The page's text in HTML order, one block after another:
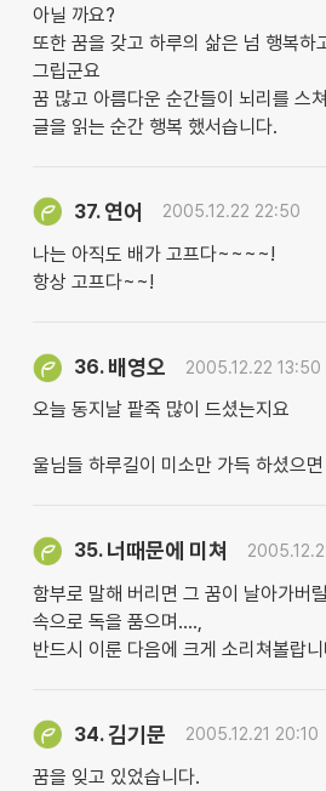
아닐 까요?
또한 꿈을 갖고 하루의 삶은 넘 행복하
그립군요
꿈 많고 아름다운 순간들이 뇌리를 스
글을 읽는 순간 행복 했서습니다.
37. 연어 2005.12.22 22:50
나는 아직도 배가 고프다~~~~!
항상 고프다~~!
36. 배영오 2005.12.22 13:50
오늘 동지날 팥죽 많이 드셨는지요
울님들 하루길이 미소만 가득 하셨으
35. 너때문에 미쳐
함부로 말해 버리면 그 꿈이 날아가버
속으로 독을 품으며....,
반드시 이룬 다음에 크게 소리쳐볼랍
34.김기문 2005.12.21 20:10
꿈을 잊고 있었습니다.